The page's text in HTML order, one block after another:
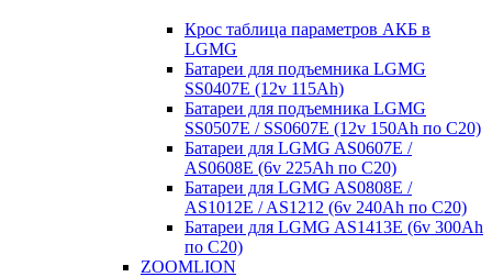
Крос таблица параметров АКБ в
LGMG
Батареи для подъемника LGMG
SS0407E (12v 115Ah)
Батареи для подъемника LGMG
SS0507E / SS0607E (12v 150Ah по С20)
Батареи для LGMG AS0607E /
AS0608E (6v 225Ah по С20)
Батареи для LGMG AS0808E /
AS1012E / AS1212 (6v 240Ah по С20)
Батареи для LGMG AS1413E (6v 300Ah
по С20)
ZOOMLION